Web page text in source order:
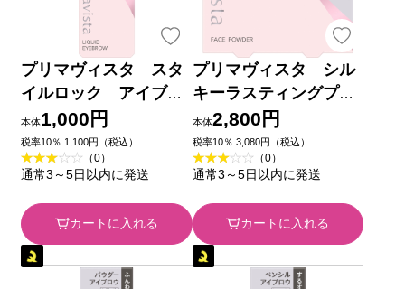
プリマヴィスタ スタ
イルロック アイブロ
ウ リキッド ＮＢ
０，５ｍｌ 花王ソフィ
ーナ
本体1,000円
税率10％ 1,100円（税込）
（0）
通常3～5日以内に発送
カートに入れる
プリマヴィスタ シル
キーラスティングプレ
スト シアーベージ
ュ レフィル ９ｇ 花
王ソフィーナ
本体2,800円
税率10％ 3,080円（税込）
（0）
通常3～5日以内に発送
カートに入れる